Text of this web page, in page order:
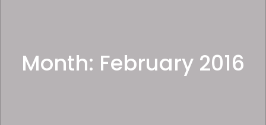
Month: February 2016